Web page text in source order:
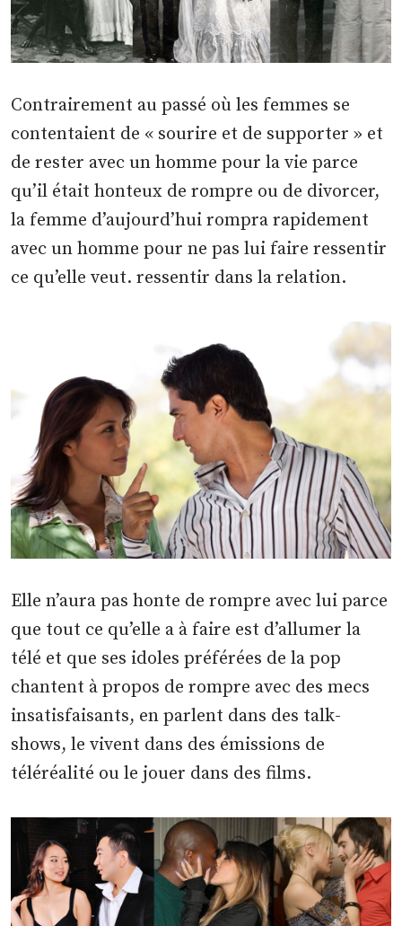
Contrairement au passé où les femmes se
contentaient de « sourire et de supporter » et
de rester avec un homme pour la vie parce
qu’il était honteux de rompre ou de divorcer,
la femme d’aujourd’hui rompra rapidement
avec un homme pour ne pas lui faire ressentir
ce qu’elle veut. ressentir dans la relation.
Elle n’aura pas honte de rompre avec lui parce
que tout ce qu’elle a à faire est d’allumer la
télé et que ses idoles préférées de la pop
chantent à propos de rompre avec des mecs
insatisfaisants, en parlent dans des talk-
shows, le vivent dans des émissions de
téléréalité ou le jouer dans des films.